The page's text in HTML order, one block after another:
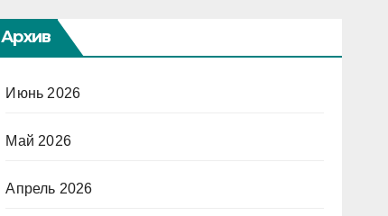
Архив
Июнь 2026
Май 2026
Апрель 2026